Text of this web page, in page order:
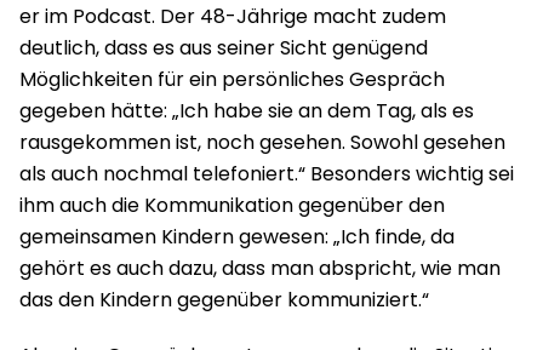
er im Podcast. Der 48-Jährige macht zudem
deutlich, dass es aus seiner Sicht genügend
Möglichkeiten für ein persönliches Gespräch
gegeben hätte: „Ich habe sie an dem Tag, als es
rausgekommen ist, noch gesehen. Sowohl gesehen
als auch nochmal telefoniert.“ Besonders wichtig sei
ihm auch die Kommunikation gegenüber den
gemeinsamen Kindern gewesen: „Ich finde, da
gehört es auch dazu, dass man abspricht, wie man
das den Kindern gegenüber kommuniziert.“